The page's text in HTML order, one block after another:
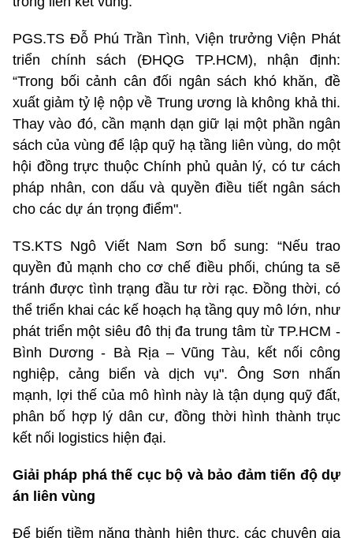
PGS.TS Đỗ Phú Trần Tình, Viện trưởng Viện Phát
triển chính sách (ĐHQG TP.HCM), nhận định:
“Trong bối cảnh cân đối ngân sách khó khăn, đề
xuất giảm tỷ lệ nộp về Trung ương là không khả thi.
Thay vào đó, cần mạnh dạn giữ lại một phần ngân
sách của vùng để lập quỹ hạ tầng liên vùng, do một
hội đồng trực thuộc Chính phủ quản lý, có tư cách
pháp nhân, con dấu và quyền điều tiết ngân sách
cho các dự án trọng điểm".
TS.KTS Ngô Viết Nam Sơn bổ sung: “Nếu trao
quyền đủ mạnh cho cơ chế điều phối, chúng ta sẽ
tránh được tình trạng đầu tư rời rạc. Đồng thời, có
thể triển khai các kế hoạch hạ tầng quy mô lớn, như
phát triển một siêu đô thị đa trung tâm từ TP.HCM -
Bình Dương - Bà Rịa – Vũng Tàu, kết nối công
nghiệp, cảng biển và dịch vụ". Ông Sơn nhấn
mạnh, lợi thế của mô hình này là tận dụng quỹ đất,
phân bố hợp lý dân cư, đồng thời hình thành trục
kết nối logistics hiện đại.
Giải pháp phá thế cục bộ và bảo đảm tiến độ dự
án liên vùng
Để biến tiềm năng thành hiện thực, các chuyên gia